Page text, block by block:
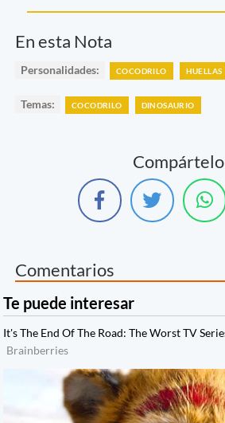
En esta Nota
Personalidades: COCODRILO HUELLAS
Temas: COCODRILO DINOSAURIO
Compártelo
Comentarios